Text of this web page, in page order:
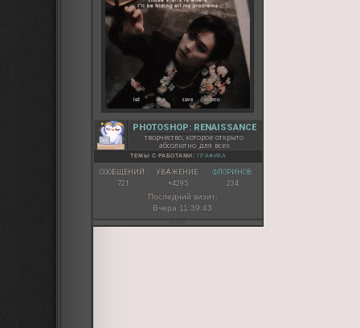
PHOTOSHOP: RENAISSANCE
творчество, которое открыто
абсолютно для всех
ТЕМЫ С РАБОТАМИ: ГРАФИКА
СООБЩЕНИЙ:
721
УВАЖЕНИЕ:
+4295
ФЛОРИНОВ:
234
Последний визит:
Вчера 11:39:43